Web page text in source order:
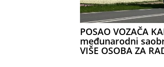
POSAO VOZAČA
međunarodni
VIŠE OSOBA ZA